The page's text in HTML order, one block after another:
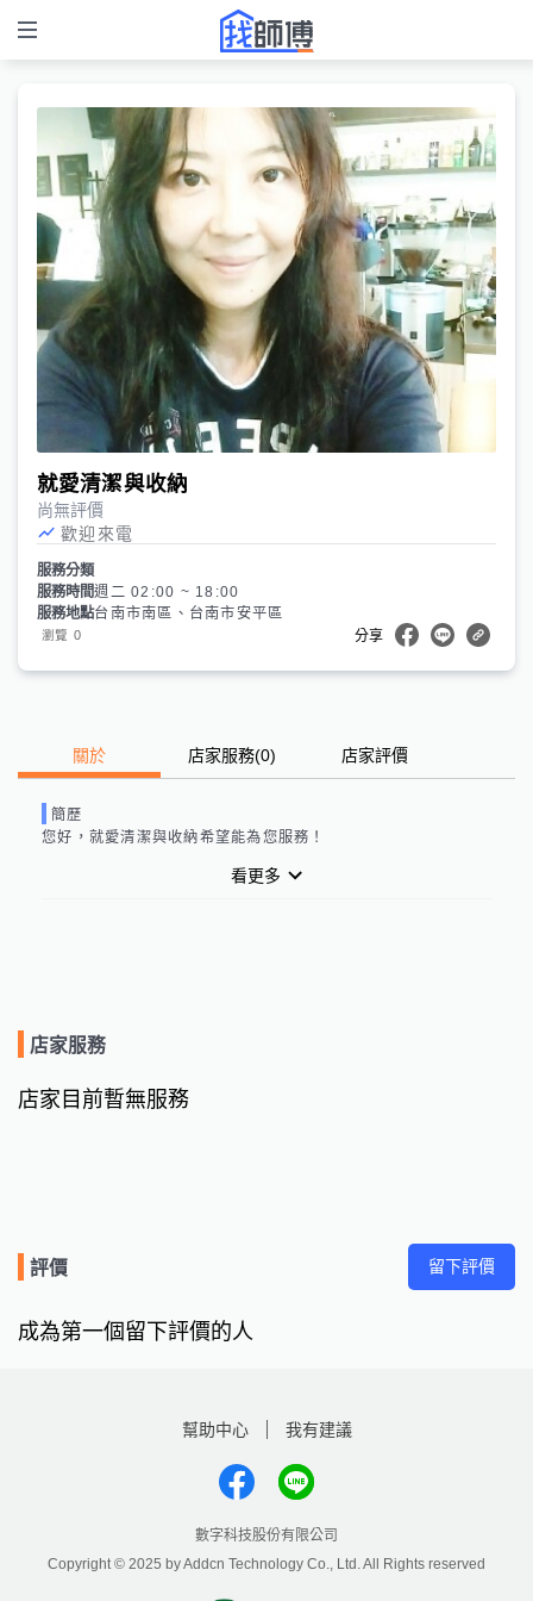
就愛清潔與收納
尚無評價
歡迎來電
服務分類
服務時間週二 02:00 ~ 18:00
服務地點台南市南區、台南市安平區
瀏覽 0 分享
關於 店家服務(0) 店家評價
簡歷
您好， 就愛清潔與收納希望能為您服務！
看更多
店家服務
店家目前暫無服務
評價 留下評價
成為第一個留下評價的人
幫助中心 我有建議
數字科技股份有限公司
Copyright © 2025 by Addcn Technology Co., Ltd. All Rights reserved